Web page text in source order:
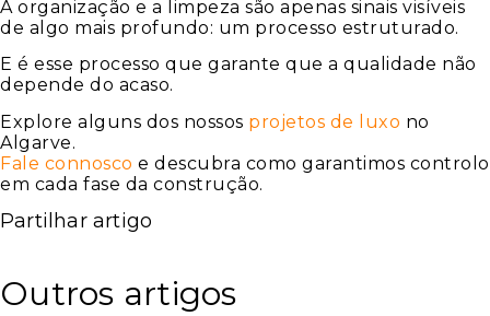
A organização e a limpeza são apenas sinais visíveis
de algo mais profundo: um processo estruturado.
E é esse processo que garante que a qualidade não
depende do acaso.
Explore alguns dos nossos projetos de luxo no
Algarve.
Fale connosco e descubra como garantimos controlo
em cada fase da construção.
Partilhar artigo
Outros artigos